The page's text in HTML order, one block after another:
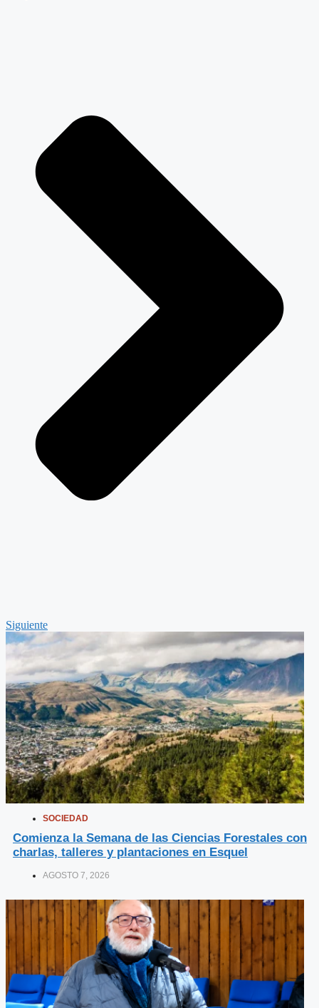
Siguiente
SOCIEDAD
Comienza la Semana de las Ciencias Forestales con
charlas, talleres y plantaciones en Esquel
AGOSTO 7, 2026